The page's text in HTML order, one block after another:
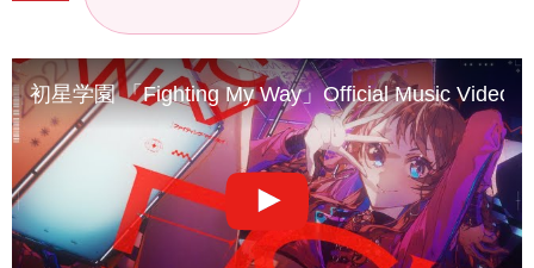
初星学園 「Fighting My Way」Official Music Video